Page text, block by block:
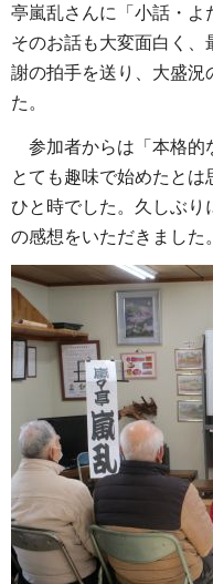
亭嵐乱さんに「小話・よ
そのお話も大変面白く
謝の拍手を送り、大盛況
た。
参加者からは「本格的
とても趣味で始めたと
ひと時でした。久しぶり
の感想をいただきました。